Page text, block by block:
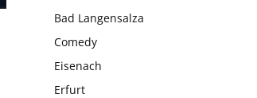
Bad Langensalza
Comedy
Eisenach
Erfurt